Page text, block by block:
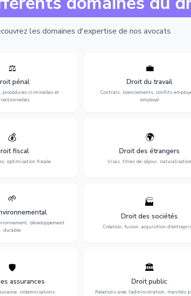
les domaines d'expertise de nos avocats
⚖️
pénal
procédures criminelles et
matière pénale, de
garde à vue jusqu'au
affaire correctionnelle
criminelle.
💼
Droit du travail
Contrats, licenciements, conflits
employé
Protection de vos droits au
contrats, licenciements,
discrimination et conflits avec
l'employeur.
💰
fiscal
optimisation fiscale
votre situation fiscale :
contrôles
et planification.
🌍
Droit des étrangers
Visas, titres de séjour, naturalisation
Obtention de vos droits de séjour :
cartes de séjour, regroupement
naturalisation.
🌱
développement
durable
litiges et
durable.
🏭
Droit des sociétés
Création, fusion, acquisition
Structuration de votre société :
fusion-acquisition, gouvernance
restructuration.
🛡️
assurances
indemnisations
intérêts : contrats
et indemnisations
🏛️
Droit public
Relations avec l'administration, marchés
Gestion de vos relations avec
l'administration : marchés
urbanisme et contentieux.